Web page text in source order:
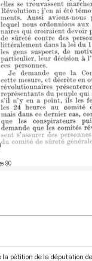
90
pétition de la députation